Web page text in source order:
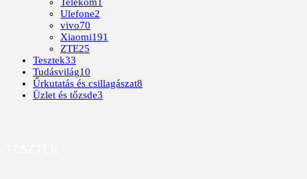
Telekom1
Ulefone2
vivo70
Xiaomi191
ZTE25
Tesztek33
Tudásvilág10
Űrkutatás és csillagászat8
Üzlet és tőzsde3